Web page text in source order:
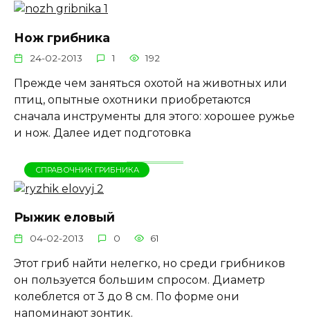
Нож грибника
24-02-2013 1 192
Прежде чем заняться охотой на животных или
птиц, опытные охотники приобретаются
сначала инструменты для этого: хорошее ружье
и нож. Далее идет подготовка
СПРАВОЧНИК ГРИБНИКА
Рыжик еловый
04-02-2013 0 61
Этот гриб найти нелегко, но среди грибников
он пользуется большим спросом. Диаметр
колеблется от 3 до 8 см. По форме они
напоминают зонтик.